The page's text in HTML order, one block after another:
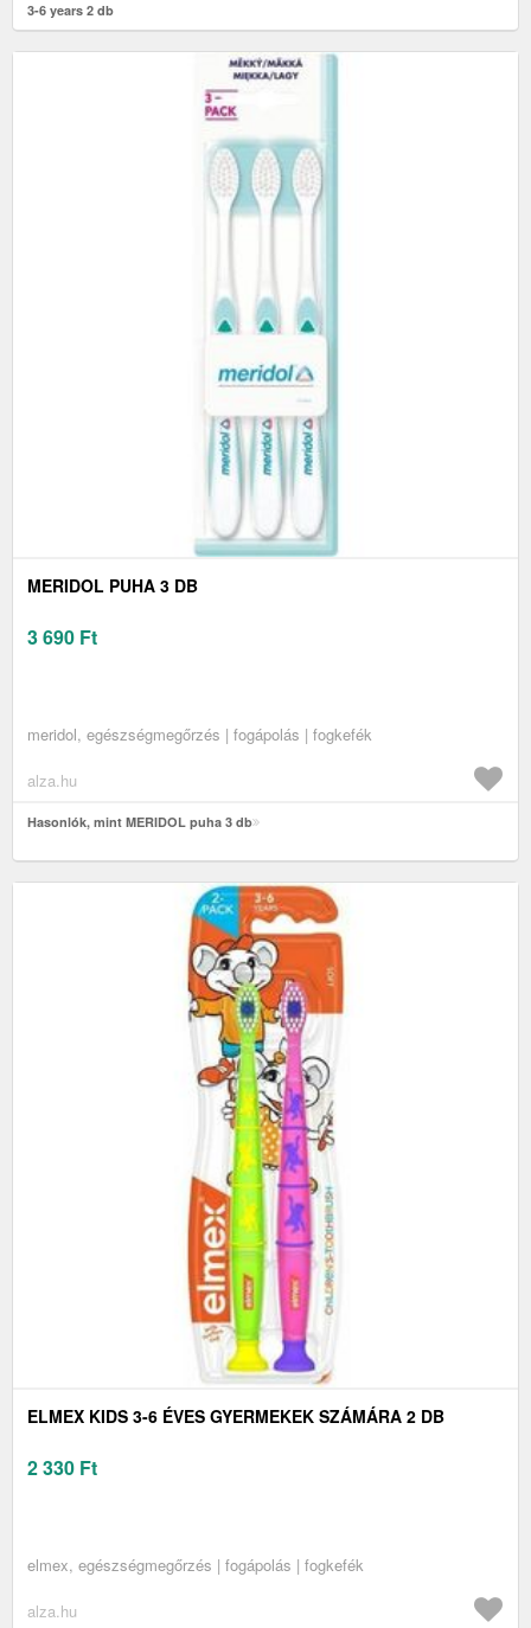
3-6 years 2 db
MERIDOL PUHA 3 DB
3 690 Ft
meridol, egészségmegőrzés | fogápolás | fogkefék
alza.hu
Hasonlók, mint MERIDOL puha 3 db
ELMEX KIDS 3-6 ÉVES GYERMEKEK SZÁMÁRA 2 DB
2 330 Ft
elmex, egészségmegőrzés | fogápolás | fogkefék
alza.hu